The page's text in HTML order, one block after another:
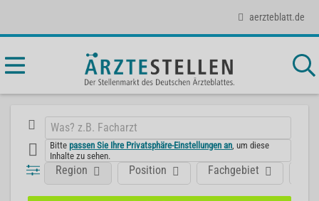
aerzteblatt.de
Bittepassen Sie Ihre Privatsphäre-Einstellungen an , um diese
Inhalte zu sehen.
Position Fachgebiet
Region